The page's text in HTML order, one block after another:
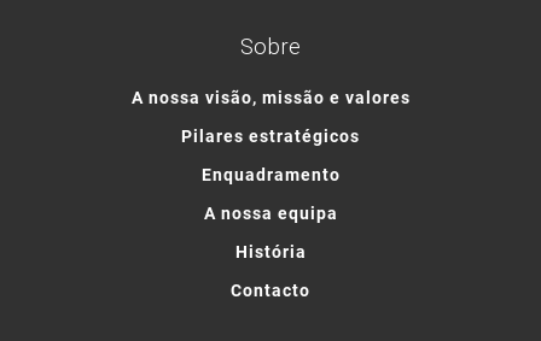
Sobre
A nossa visão, missão e valores
Pilares estratégicos
Enquadramento
A nossa equipa
História
Contacto